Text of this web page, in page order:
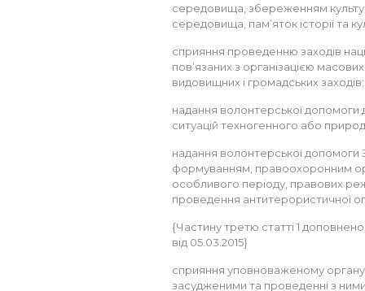
середовища, збереженням
середовища, пам’яток історії та
сприяння проведенню заходів
пов’язаних з організацією
видовищних і громадських заходів;
надання волонтерської допомоги
ситуацій техногенного або
надання волонтерської
формуванням, правоохоронним
особливого періоду, правових
проведення антитерористичної
{Частину третю статті 1
від 05.03.2015}
сприяння уповноваженому органу
засудженими та проведенні з